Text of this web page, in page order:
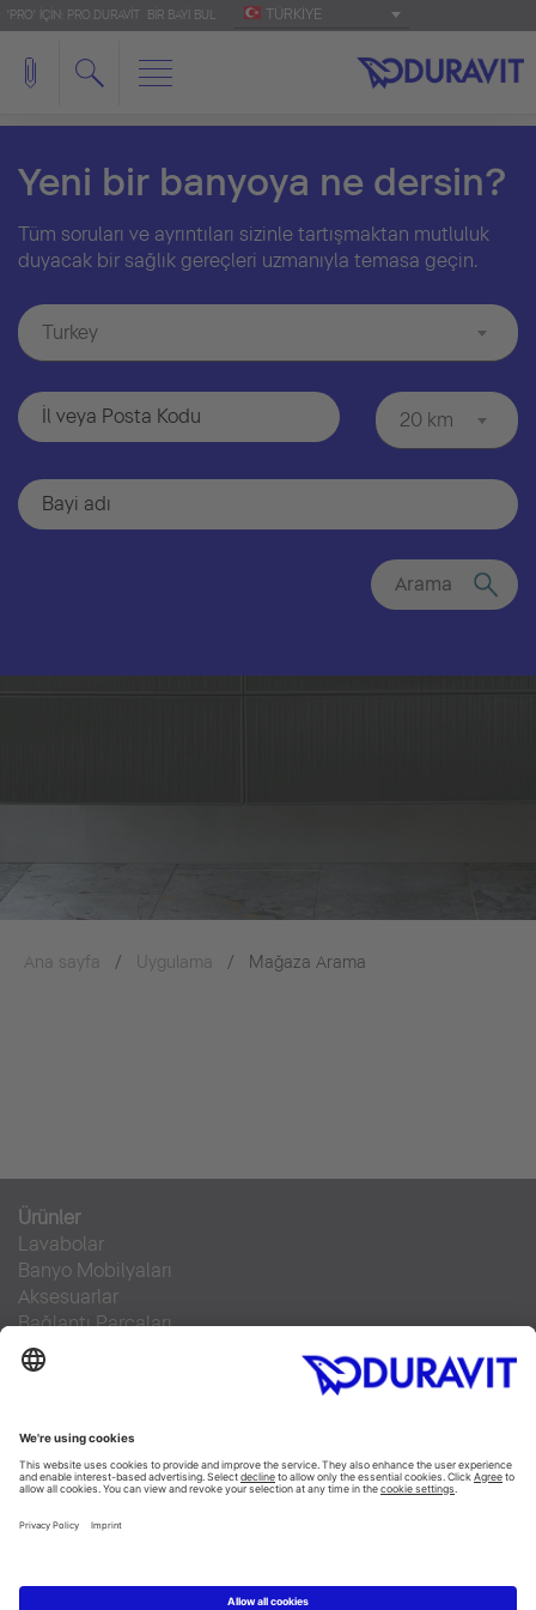
'PRO' IÇIN: PRO.DURAVIT BIR BAYI BUL TÜRKIYE
Yeni bir banyoya ne dersin?
Tüm soruları ve ayrıntıları sizinle tartışmaktan mutluluk
duyacak bir sağlık gereçleri uzmanıyla temasa geçin.
Turkey
20 km
Arama
Ana sayfa Uygulama Mağaza Arama
Ürünler
Lavabolar
Banyo Mobilyaları
Aksesuarlar
Bağlantı Parçaları
Klozetler
Küvetler
Servis Hizmeti
Malzeme Bilgisi